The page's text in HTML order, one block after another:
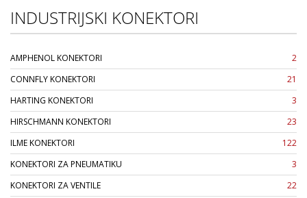
INDUSTRIJSKI KONEKTORI
AMPHENOL KONEKTORI
2
CONNFLY KONEKTORI
21
HARTING KONEKTORI
3
HIRSCHMANN KONEKTORI
23
ILME KONEKTORI
122
KONEKTORI ZA PNEUMATIKU
3
KONEKTORI ZA VENTILE
22